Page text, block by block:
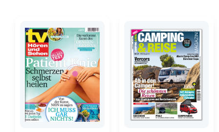
Preis
war:
6,50 €
Preis
ist:
0,65 €.